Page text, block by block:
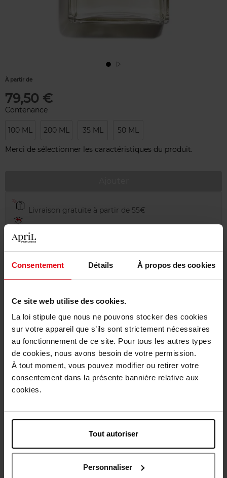
Consentement Détails À propos des cookies
Ce site web utilise des cookies.
La loi stipule que nous ne pouvons stocker des cookies
sur votre appareil que s’ils sont strictement nécessaires
au fonctionnement de ce site. Pour tous les autres types
de cookies, nous avons besoin de votre permission.
À tout moment, vous pouvez modifier ou retirer votre
consentement dans la présente bannière relative aux
cookies.
Tout autoriser
Personnaliser
À partir de
79,50 €
Contenance
100 ML 200 ML 35 ML 50 ML
Merci de sélectionner les caractéristiques du produit.
Livraison gratuite à partir de 55€
Emballage cadeau offert
Description
Conseil d'utilisation
Caractéristiques
Vous aimerez peut-être